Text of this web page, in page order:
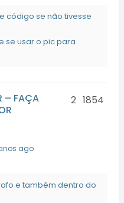
código se não tivesse
se usar o pic para
– FAÇA
ago
1854
2
e também dentro do